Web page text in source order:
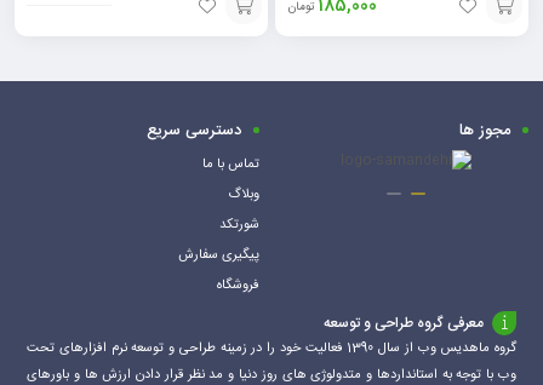
185,000 تومان
افزودن
به
افزودن
به
مجوز ها دسترسی سریع
تماس با ما
وبلاگ
شورتکد
پیگیری سفارش
فروشگاه
معرفی گروه طراحی و توسعه
گروه ماهدیس وب از سال 1390 فعالیت خود را در زمینه طراحی و توسعه نرم افزارهای تحت
وب با توجه به استانداردها و متدولوژی های روز دنیا و مد نظر قرار دادن ارزش ها و باورهای